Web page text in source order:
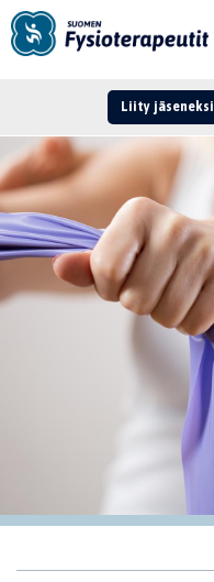
Liity jäseneksi